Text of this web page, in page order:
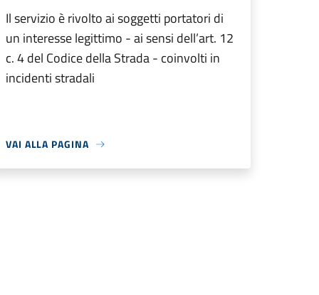
Il servizio è rivolto ai soggetti portatori di
un interesse legittimo - ai sensi dell’art. 12
c. 4 del Codice della Strada - coinvolti in
incidenti stradali
VAI ALLA PAGINA